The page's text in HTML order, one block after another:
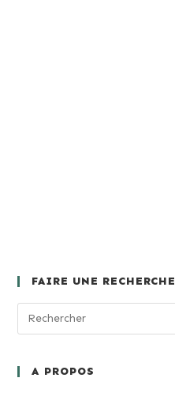
FAIRE UNE RECHERCHE
A PROPOS